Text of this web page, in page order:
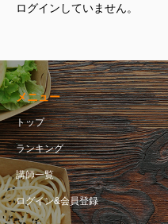
ログインしていません。
メニュー
トップ
ランキング
講師一覧
ログイン&会員登録